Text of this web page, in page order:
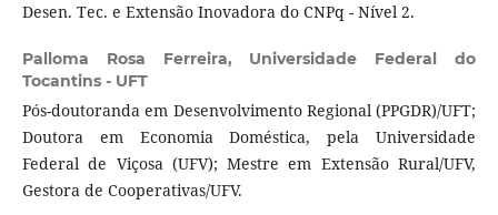
Desen. Tec. e Extensão Inovadora do CNPq - Nível 2.
Palloma Rosa Ferreira, Universidade Federal do
Tocantins - UFT
Pós-doutoranda em Desenvolvimento Regional (PPGDR)/UFT;
Doutora em Economia Doméstica, pela Universidade
Federal de Viçosa (UFV); Mestre em Extensão Rural/UFV,
Gestora de Cooperativas/UFV.